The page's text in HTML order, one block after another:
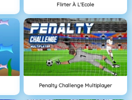
Flirter À L'Ecole
Penalty Challenge Multiplayer